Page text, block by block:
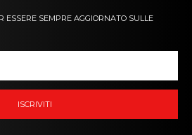
ESSERE SEMPRE AGGIORNATO SULLE
ISCRIVITI